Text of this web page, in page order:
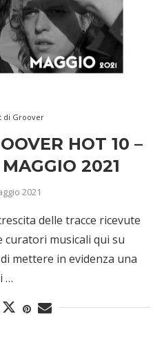
di Groover
HOT 10 –
2021
2021
delle tracce ricevute
curatori musicali qui su
mettere in evidenza una
…